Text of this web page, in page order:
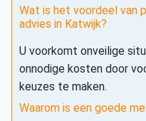
Wat is het voordeel van
advies in Katwijk?
U voorkomt onveilige
onnodige kosten door
keuzes te maken.
Waarom is een goede